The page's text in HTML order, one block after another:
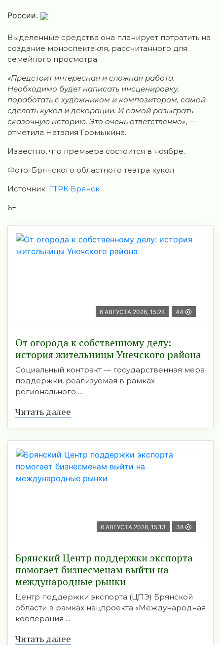
России.
Выделенные средства она планирует потратить на
создание моноспектакля, рассчитанного для
семейного просмотра.
«Предстоит интересная и сложная работа.
Необходимо будет написать инсценировку,
поработать с художником и композитором, самой
сделать кукол и декорации. И самой разыграть
сказочную историю. Это очень ответственно», —
отметила Наталия Громыкина.
Известно, что премьера состоится в ноябре.
Фото: Брянского областного театра кукол
Источник: ГТРК Брянск
6+
6 АВГУСТА 2026, 15:24 44
От огорода к собственному делу:
история жительницы Унечского района
Социальный контракт — государственная мера
поддержки, реализуемая в рамках
регионального ...
Читать далее
6 АВГУСТА 2026, 15:13 38
Брянский Центр поддержки экспорта
помогает бизнесменам выйти на
международные рынки
Центр поддержки экспорта (ЦПЭ) Брянской
области в рамках нацпроекта «Международная
кооперация ...
Читать далее